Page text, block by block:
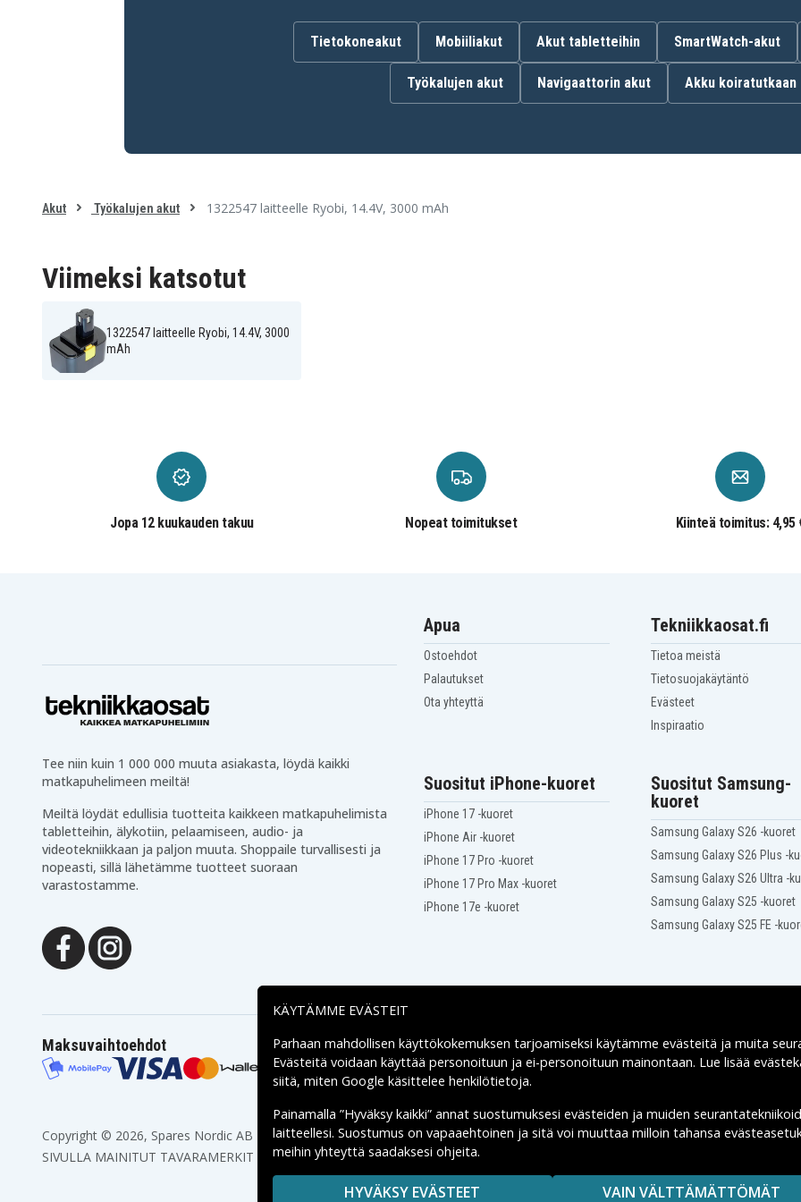
BPP-1417
Ryobi CMD-1442
Ryobi R10520
Ryobi R10521
Ryobi RY1420
Tietokoneakut Mobiiliakut Akut tabletteihin SmartWatch-akut
Työkalujen akut Navigaattorin akut Akku koiratutkaan
Akut Työkalujen akut 1322547 laitteelle Ryobi, 14.4V, 3000 mAh
Viimeksi katsotut
1322547 laitteelle Ryobi, 14.4V, 3000
mAh
Jopa 12 kuukauden takuu Nopeat toimitukset Kiinteä toimitus: 4,95
Tee niin kuin 1 000 000 muuta asiakasta, löydä kaikki
matkapuhelimeen meiltä!
Meiltä löydät edullisia tuotteita kaikkeen matkapuhelimista
tabletteihin, älykotiin, pelaamiseen, audio- ja
videotekniikkaan ja paljon muuta. Shoppaile turvallisesti ja
nopeasti, sillä lähetämme tuotteet suoraan
varastostamme.
Apua
Ostoehdot
Palautukset
Ota yhteyttä
Tekniikkaosat.fi
Tietoa meistä
Tietosuojakäytäntö
Evästeet
Inspiraatio
Suositut iPhone-kuoret
iPhone 17 -kuoret
iPhone Air -kuoret
iPhone 17 Pro -kuoret
iPhone 17 Pro Max -kuoret
iPhone 17e -kuoret
Suositut Samsung-
kuoret
Samsung Galaxy S26 -kuoret
Samsung Galaxy S26 Plus -
Samsung Galaxy S26 Ultra -
Samsung Galaxy S25 -kuoret
Samsung Galaxy S25 FE -
Maksuvaihtoehdot Toimitusvaihtoehdot
Copyright © 2026, Spares Nordic AB
SIVULLA MAINITUT TAVARAMERKIT OVAT OMISTAJIENSA OMAISUUTTA.
KÄYTÄMME EVÄSTEIT
Parhaan mahdollisen käyttökokemuksen tarjoamiseksi käytämme evästeitä ja muita
Evästeitä voidaan käyttää personoituun ja ei-personoituun mainontaan. Lue lisää
siitä, miten Google käsittelee henkilötietoja.
Painamalla ”Hyväksy kaikki” annat suostumuksesi evästeiden ja muiden
laitteellesi. Suostumus on vapaaehtoinen ja sitä voi muuttaa milloin tahansa
meihin yhteyttä saadaksesi ohjeita.
HYVÄKSY EVÄSTEET VAIN VÄLTTÄMÄTTÖMÄT